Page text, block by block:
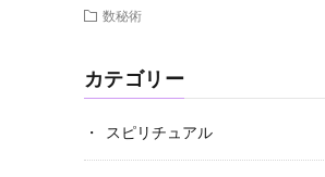
数秘術
カテゴリー
スピリチュアル